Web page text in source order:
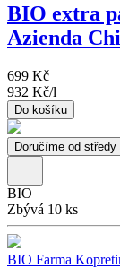
BIO extra
Azienda
699 Kč
932 Kč/l
Do košíku
Doručíme od středy
BIO
Zbývá 10 ks
BIO Farma